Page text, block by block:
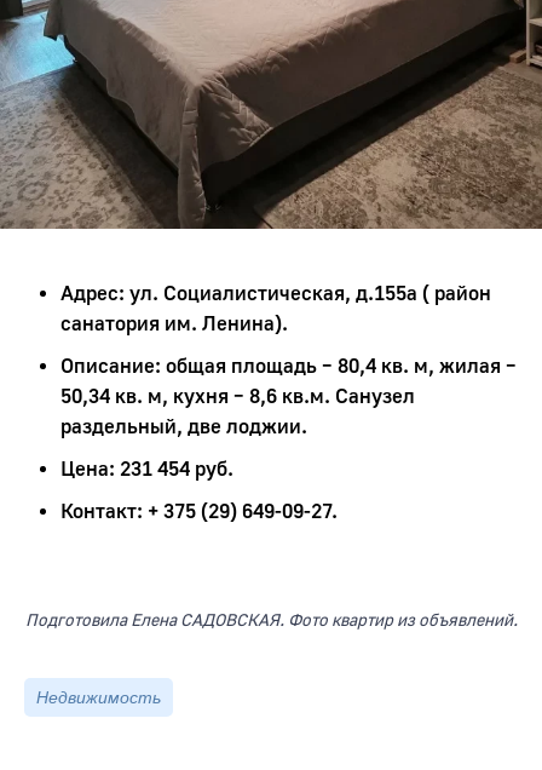
Адрес: ул. Социалистическая, д.155а ( район
санатория им. Ленина).
Описание: общая площадь – 80,4 кв. м, жилая –
50,34 кв. м, кухня – 8,6 кв.м. Санузел
раздельный, две лоджии.
Цена: 231 454 руб.
Контакт: + 375 (29) 649-09-27.
Подготовила Елена САДОВСКАЯ. Фото квартир из объявлений.
Недвижимость